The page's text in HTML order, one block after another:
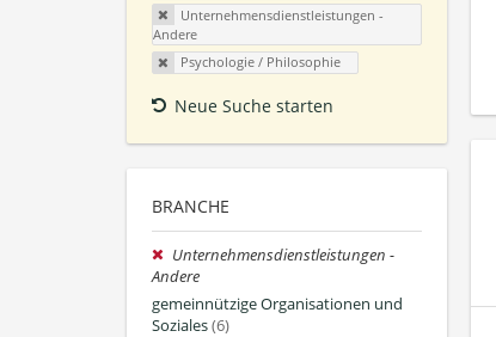
Unternehmensdienstleistungen -
Andere
Psychologie / Philosophie
Neue Suche starten
BRANCHE
Unternehmensdienstleistungen -
Andere
gemeinnützige Organisationen und
Soziales(6)